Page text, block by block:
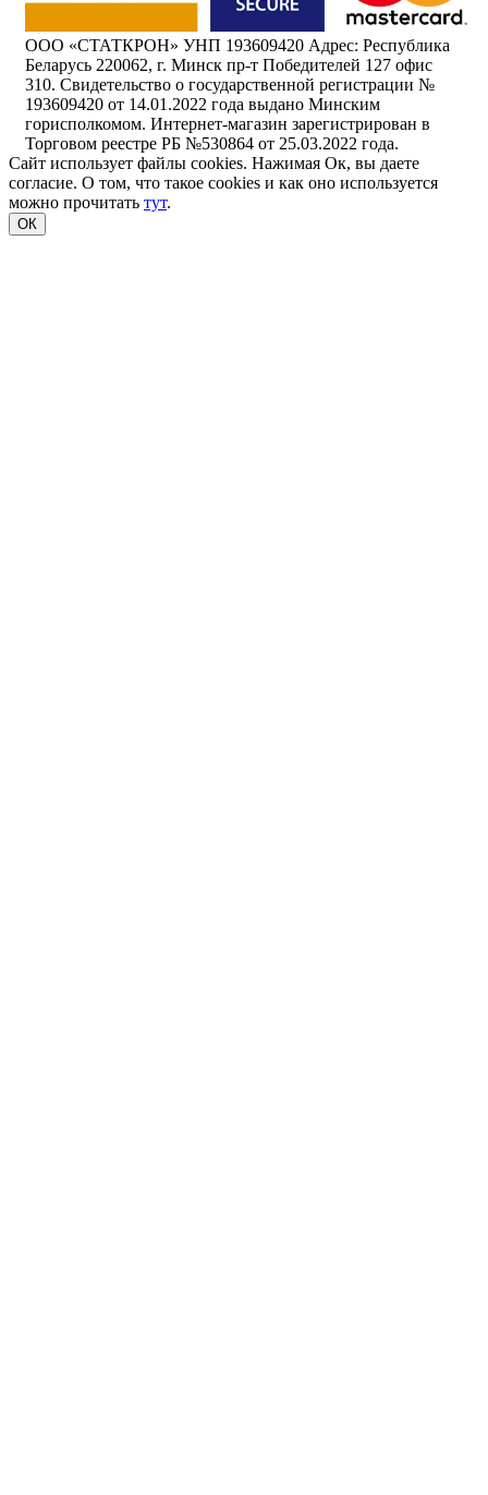
ООО «СТАТКРОН» УНП 193609420 Адрес: Республика
Беларусь 220062, г. Минск пр-т Победителей 127 офис
310. Свидетельство о государственной регистрации №
193609420 от 14.01.2022 года выдано Минским
горисполкомом. Интернет-магазин зарегистрирован в
Торговом реестре РБ №530864 от 25.03.2022 года.
Сайт использует файлы cookies. Нажимая Ок, вы даете
согласие. О том, что такое cookies и как оно используется
можно прочитать тут.
ОК